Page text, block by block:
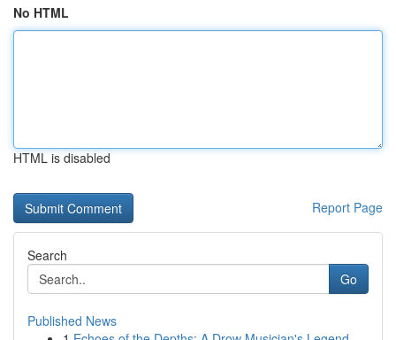
No HTML
HTML is disabled
Report Page
Search
Go
Published News